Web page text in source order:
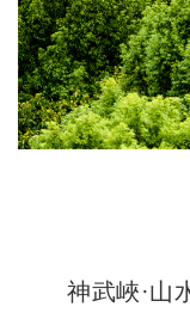
神武峽·山水